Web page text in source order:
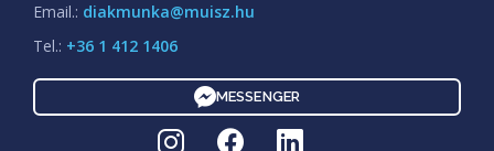
Email.: diakmunka@muisz.hu
Tel.: +36 1 412 1406
MESSENGER